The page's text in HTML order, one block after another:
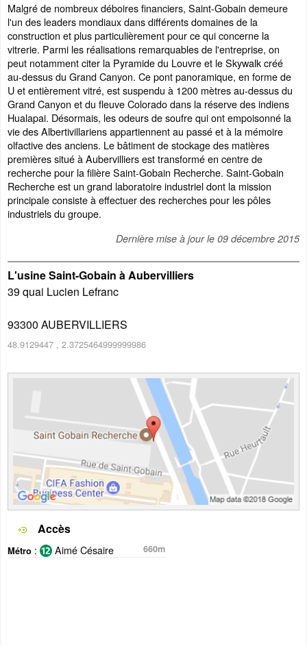
Malgré de nombreux déboires financiers, Saint-Gobain demeure
l'un des leaders mondiaux dans différents domaines de la
construction et plus particulièrement pour ce qui concerne la
vitrerie. Parmi les réalisations remarquables de l'entreprise, on
peut notamment citer la Pyramide du Louvre et le Skywalk créé
au-dessus du Grand Canyon. Ce pont panoramique, en forme de
U et entièrement vitré, est suspendu à 1200 mètres au-dessus du
Grand Canyon et du fleuve Colorado dans la réserve des indiens
Hualapai. Désormais, les odeurs de soufre qui ont empoisonné la
vie des Albertivillariens appartiennent au passé et à la mémoire
olfactive des anciens. Le bâtiment de stockage des matières
premières situé à Aubervilliers est transformé en centre de
recherche pour la filière Saint-Gobain Recherche. Saint-Gobain
Recherche est un grand laboratoire industriel dont la mission
principale consiste à effectuer des recherches pour les pôles
industriels du groupe.
Dernière mise à jour le 09 décembre 2015
L'usine Saint-Gobain à Aubervilliers
39 quai Lucien Lefranc
93300 AUBERVILLIERS
48.9129447 , 2.3725464999999986
Accès
Métro : Aimé Césaire 660m